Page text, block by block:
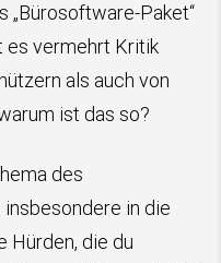
„Bürosoftware-Paket“
es vermehrt Kritik
als auch von
ist das so?
des
in die
Hürden, die du